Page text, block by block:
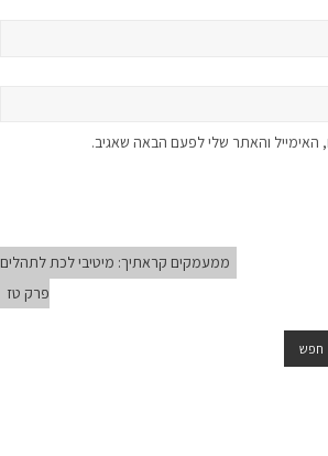
והאתר שלי לפעם הבאה שאגיב.
ממעמקים קראתיך: מיטיבי לכת לתהלים
פרק טז